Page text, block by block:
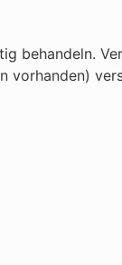
behandeln.
vorhanden)